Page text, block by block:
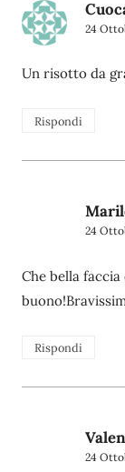
24
Un risotto da
Rispondi
24
Che bella
Rispondi
24